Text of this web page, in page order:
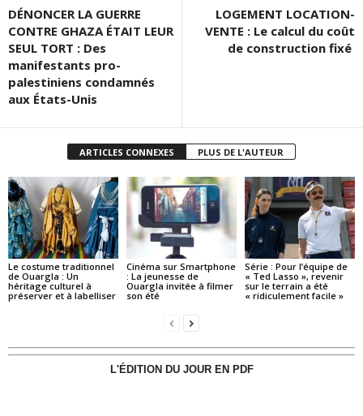
DÉNONCER LA GUERRE
CONTRE GHAZA ÉTAIT LEUR
SEUL TORT : Des
manifestants pro-
palestiniens condamnés
aux États-Unis
LOGEMENT LOCATION-
VENTE : Le calcul du coût
de construction fixé
ARTICLES CONNEXES PLUS DE L'AUTEUR
Le costume traditionnel
de Ouargla : Un
héritage culturel à
préserver et à labelliser
Cinéma sur Smartphone
: La jeunesse de
Ouargla invitée à filmer
son été
Série : Pour l’équipe de
« Ted Lasso », revenir
sur le terrain a été
« ridiculement facile »
L'ÉDITION DU JOUR EN PDF